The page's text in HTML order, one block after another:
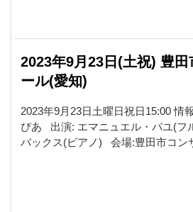
2023年9月23日(土祝) 豊
ール(愛知)
2023年9月23日土曜日祝日15:00
ぴあ 出演: エマニュエル・パユ(フ
バックス(ピアノ) 会場:豊田市コン